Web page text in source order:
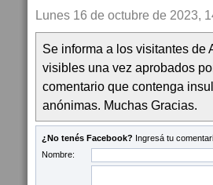
Lunes 16 de octubre de 2023,
Se informa a los visitantes de
visibles una vez aprobados
comentario que contenga
anónimas. Muchas Gracias.
¿No tenés Facebook? Ingresá tu
Nombre: